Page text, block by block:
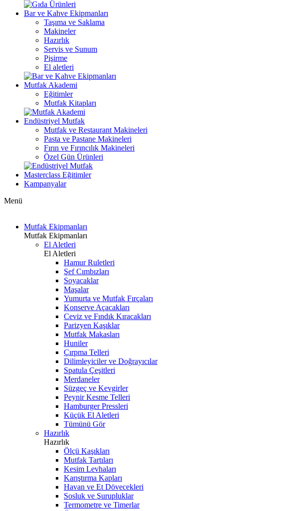
Bar ve Kahve Ekipmanları
Taşıma ve Saklama
Makineler
Hazırlık
Servis ve Sunum
Pişirme
El aletleri
Mutfak Akademi
Eğitimler
Mutfak Kitapları
Endüstriyel Mutfak
Mutfak ve Restaurant Makineleri
Pasta ve Pastane Makineleri
Fırın ve Fırıncılık Makineleri
Özel Gün Ürünleri
Masterclass Eğitimler
Kampanyalar
Menü
Mutfak Ekipmanları
Mutfak Ekipmanları
El Aletleri
El Aletleri
Hamur Ruletleri
Şef Cımbızları
Soyacaklar
Maşalar
Yumurta ve Mutfak Fırçaları
Konserve Açacakları
Ceviz ve Fındık Kıracakları
Parizyen Kaşıklar
Mutfak Makasları
Huniler
Çırpma Telleri
Dilimleyiciler ve Doğrayıcılar
Spatula Çeşitleri
Merdaneler
Süzgeç ve Kevgirler
Peynir Kesme Telleri
Hamburger Pressleri
Küçük El Aletleri
Tümünü Gör
Hazırlık
Hazırlık
Ölçü Kaşıkları
Mutfak Tartıları
Kesim Levhaları
Karıştırma Kapları
Havan ve Et Dövecekleri
Sosluk ve Şurupluklar
Termometre ve Timerlar